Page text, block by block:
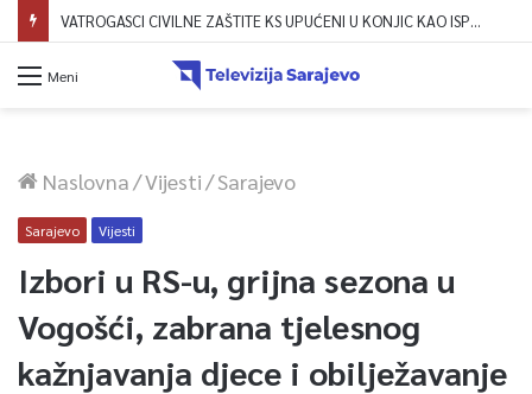
VATROGASCI CIVILNE ZAŠTITE KS UPUĆENI U KONJIC KAO ISPOMOĆ U GAŠENJU POŽARA
Meni
Naslovna/Vijesti/Sarajevo
Sarajevo Vijesti
Izbori u RS-u, grijna sezona u
Vogošći, zabrana tjelesnog
kažnjavanja djece i obilježavanje